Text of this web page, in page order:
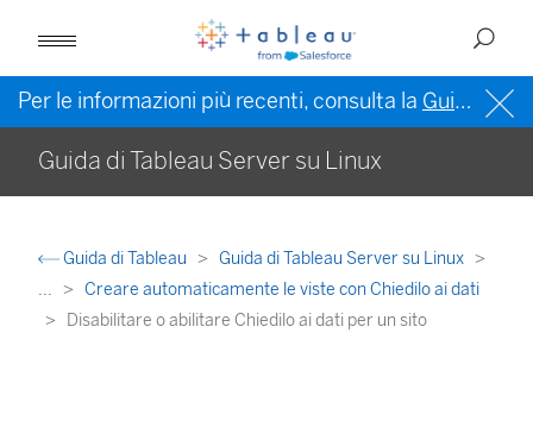
Per le informazioni più recenti, consulta la Guida di Tableau in inglese (Stati Uniti)
Guida di Tableau Server su Linux
Guida di Tableau
Guida di Tableau Server su Linux
...
Creare automaticamente le viste con Chiedilo ai dati
Disabilitare o abilitare Chiedilo ai dati per un sito